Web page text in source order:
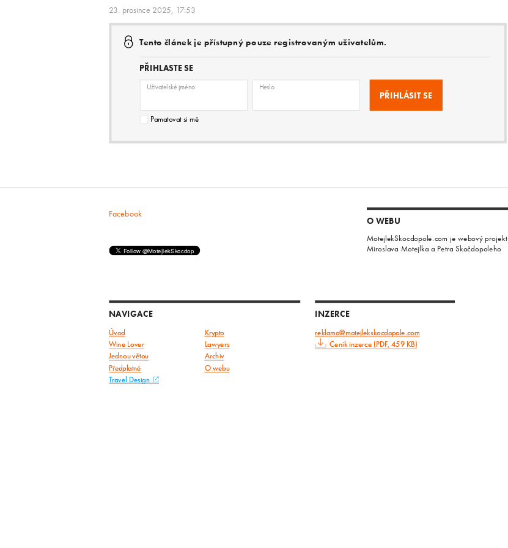
23. prosince 2025, 17:53
Tento článek je přístupný pouze registrovaným uživatelům.
PŘIHLASTE SE
Uživatelské jméno Heslo
Pamatovat si mě
Facebook
O WEBU
MotejlekSkocdopole.com je webový projekt
Miroslava Motejlka a Petra Skočdopoleho
NAVIGACE
Úvod
Krypto
Wine Lover
Lawyers
Jednou větou Archiv
Předplatné O webu
Travel Design
INZERCE
reklama@motejlekskocdopole.com
Ceník inzerce (PDF, 459 KB)